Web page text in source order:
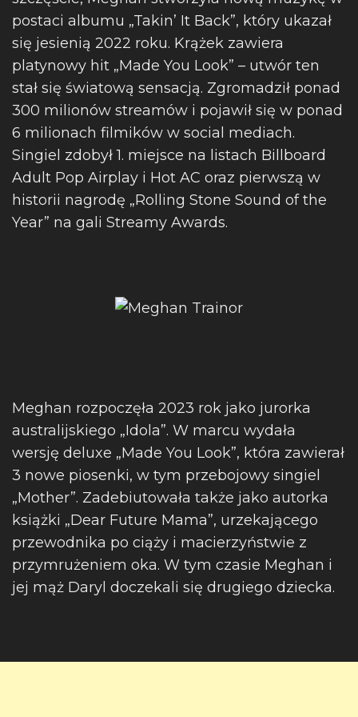
postaci albumu „Takin’ It Back”, który ukazał
się jesienią 2022 roku. Krążek zawiera
platynowy hit „Made You Look” – utwór ten
stał się światową sensacją. Zgromadził ponad
300 milionów streamów i pojawił się w ponad
6 milionach filmików w social mediach.
Singiel zdobył 1. miejsce na listach Billboard
Adult Pop Airplay i Hot AC oraz pierwszą w
historii nagrodę „Rolling Stone Sound of the
Year” na gali Streamy Awards.
Meghan rozpoczęła 2023 rok jako jurorka
australijskiego „Idola”. W marcu wydała
wersję deluxe „Made You Look”, która zawierał
3 nowe piosenki, w tym przebojowy singiel
„Mother”. Zadebiutowała także jako autorka
książki „Dear Future Mama”, urzekającego
przewodnika po ciąży i macierzyństwie z
przymrużeniem oka. W tym czasie Meghan i
jej mąż Daryl doczekali się drugiego dziecka.